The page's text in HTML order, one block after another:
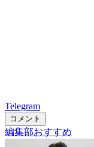
Telegram
コメント
編集部おすすめ